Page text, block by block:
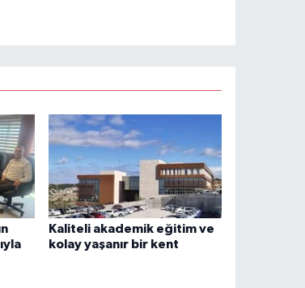
Kaliteli akademik eğitim ve
kolay yaşanır bir kent